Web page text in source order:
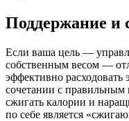
Поддержание и
Если ваша цель —
собственным весом —
эффективно расходовать
сочетании с
сжигать калории и
по себе является